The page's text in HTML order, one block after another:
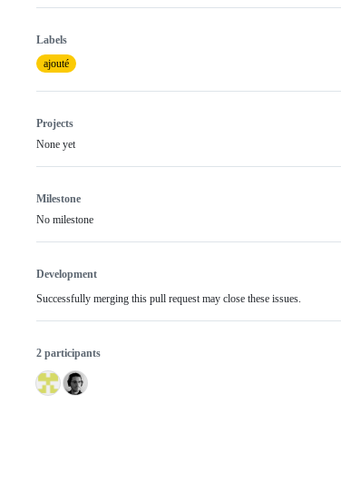
Labels
ajouté
Projects
None yet
Milestone
No milestone
Development
Successfully merging this pull request may close these issues.
2 participants